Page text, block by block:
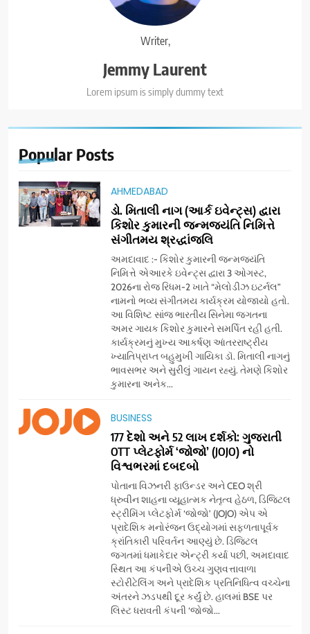
Writer,
Jemmy Laurent
Lorem ipsum is simply dummy text
Popular Posts
AHMEDABAD
ડો. મિતાલી નાગ (આર્ક ઇવેન્ટ્સ) દ્વારા
કિશોર કુમારની જન્મજયંતિ નિમિત્તે
સંગીતમય શ્રદ્ધાંજલિ
અમદાવાદ :- કિશોર કુમારની જન્મજયંતિ
નિમિત્તે એઆરકે ઇવેન્ટ્સ દ્વારા 3 ઓગસ્ટ,
2026ના રોજ રિધમ-2 ખાતે “મેલોડીઝ ઇટર્નલ”
નામનો ભવ્ય સંગીતમય કાર્યક્રમ યોજાયો હતો.
આ વિશિષ્ટ સાંજ ભારતીય સિનેમા જગતના
અમર ગાયક કિશોર કુમારને સમર્પિત રહી હતી.
કાર્યક્રમનું મુખ્ય આકર્ષણ આંતરરાષ્ટ્રીય
ખ્યાતિપ્રાપ્ત બહુમુખી ગાયિકા ડૉ. મિતાલી નાગનું
ભાવસભર અને સુરીલું ગાયન રહ્યું. તેમણે કિશોર
કુમારના અનેક...
BUSINESS
177 દેશો અને 52 લાખ દર્શકો: ગુજરાતી
OTT પ્લેટફોર્મ ‘જોજો’ (JOJO) નો
વિશ્વભરમાં દબદબો
પોતાના વિઝનરી ફાઉન્ડર અને CEO શ્રી
ધ્રુવીન શાહના વ્યૂહાત્મક નેતૃત્વ હેઠળ, ડિજિટલ
સ્ટ્રીમિંગ પ્લેટફોર્મ ‘જોજો’ (JOJO) એપ એ
પ્રાદેશિક મનોરંજન ઉદ્યોગમાં સફળતાપૂર્વક
ક્રાંતિકારી પરિવર્તન આણ્યું છે. ડિજિટલ
જગતમાં ધમાકેદાર એન્ટ્રી કર્યા પછી, અમદાવાદ
સ્થિત આ કંપનીએ ઉચ્ચ ગુણવત્તાવાળા
સ્ટોરીટેલિંગ અને પ્રાદેશિક પ્રતિનિધિત્વ વચ્ચેના
અંતરને ઝડપથી દૂર કર્યું છે. હાલમાં BSE પર
લિસ્ટ ધરાવતી કંપની ‘જોજો...
સેમસંગ વિશ્વ યુવા કૌશલ્ય
દિવસની ઉજવણી કરે છે, સેમસંગ
દોસ્ત કૌશલ્ય વિકાસ કાર્યક્રમના
30 ટોચના પ્રતિભાશાળી
વિદ્યાર્થીઓનું સન્માન કરે છે
BUSINESS CSR
આયુદા ઓર્ગેનિક્સ દ્વારા
ગુજરાતના 5 શહેરોમાં રિટેલ સ્ટોર્સ
અને ગીર ગાયના વૈદિક વલોણા ઘી-
દૂધની શુદ્ધ સેવાઓ સાથે વ્યાપક
વિસ્તરણ
BUSINESS
‘ગેટ સેટ ગો’ નું પાવર-પેક્ડ ટ્રેલર